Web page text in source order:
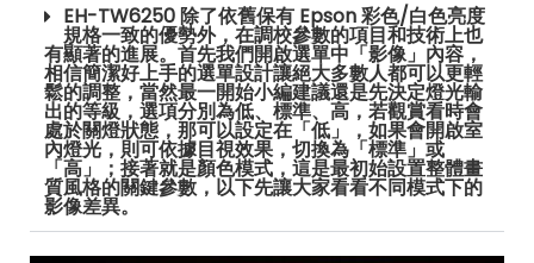
EH-TW6250 除了依舊保有 Epson 彩色/白色亮度
規格一致的優勢外，在調校參數的項目和技術上也
有顯著的進展。首先我們開啟選單中「影像」內容，
相信簡潔好上手的選單設計讓絕大多數人都可以更輕
鬆的調整，當然最一開始小編建議還是先決定燈光輸
出的等級，選項分別為低、標準、高，若觀賞看時會
處於關燈狀態，那可以設定在「低」，如果會開啟室
內燈光，則可依據目視效果，切換為「標準」或
「高」；接著就是顏色模式，這是最初始設置整體畫
質風格的關鍵參數，以下先讓大家看看不同模式下的
影像差異。